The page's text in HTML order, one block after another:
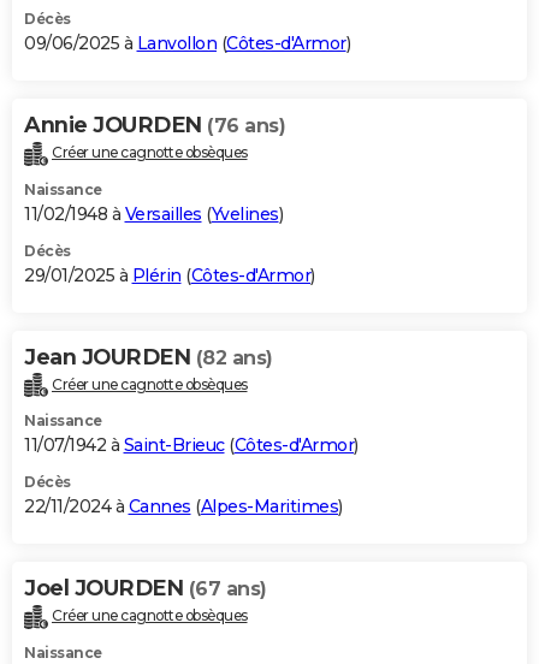
Décès
09/06/2025 à Lanvollon (Côtes-d'Armor)
Annie JOURDEN (76 ans)
Créer une cagnotte obsèques
Naissance
11/02/1948 à Versailles (Yvelines)
Décès
29/01/2025 à Plérin (Côtes-d'Armor)
Jean JOURDEN (82 ans)
Créer une cagnotte obsèques
Naissance
11/07/1942 à Saint-Brieuc(Côtes-d'Armor)
Décès
22/11/2024 à Cannes (Alpes-Maritimes)
Joel JOURDEN (67 ans)
Créer une cagnotte obsèques
Naissance